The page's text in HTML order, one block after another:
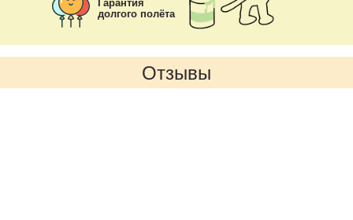
Гарантия
долгого полёта
Отзывы